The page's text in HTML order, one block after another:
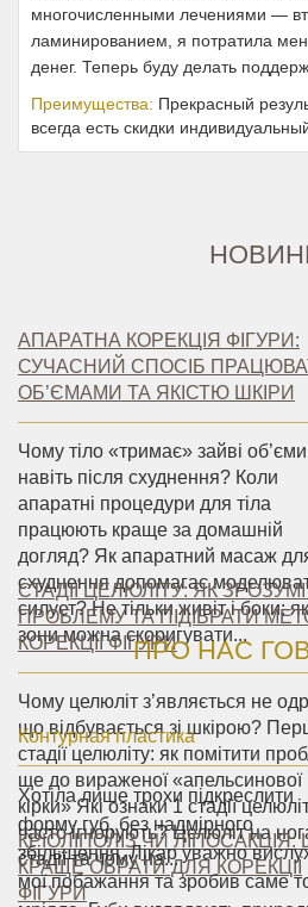
многочисленными лечениями —
ламинированием, я потратила
денег. Теперь буду делать
Преимущества: Прекрасный
всегда есть скидки
АПАРАТНА КОРЕКЦІЯ ФІГУРИ:
СУЧАСНИЙ СПОСІБ
ОБ’ЄМАМИ ТА ЯКІСТЮ ШКІРИ
Чому тіло «тримає» зайві об’єми
навіть після схуднення? Коли
апаратні процедури для тіла
працюють краще за домашній
догляд? Як апаратний масаж
схуднення допомагає
силует? Не тільки живіт і боки:
зони можна скоригувати...
СТАДІЇ ЦЕЛЮЛІТУ: ЯК
ПРОБЛЕМУ ТА ПІДІБРАТИ
КОРЕКЦІЇ ФІГУРИ
Чому целюліт з’являється не
що відбувається зі шкірою?
стадії целюліту: як помітити
ще до вираженої «апельсинової
кірки» Які ознаки 1 стадії
часто ігнорують? Целюліт на
стадії та чому на...
КРІОЛІПОЛІЗ ЧИ ЛІПОСАКЦІЯ:
КРАЩЕ ОБРАТИ ДЛЯ КОРЕКЦІЇ
ФІГУРИ
ПРО НАС
Контурная пластика
Хотіла лише трохи підкреслити
форму губ, без надмірного
збільшення. Лікар уважно
мої побажання та зробив саме